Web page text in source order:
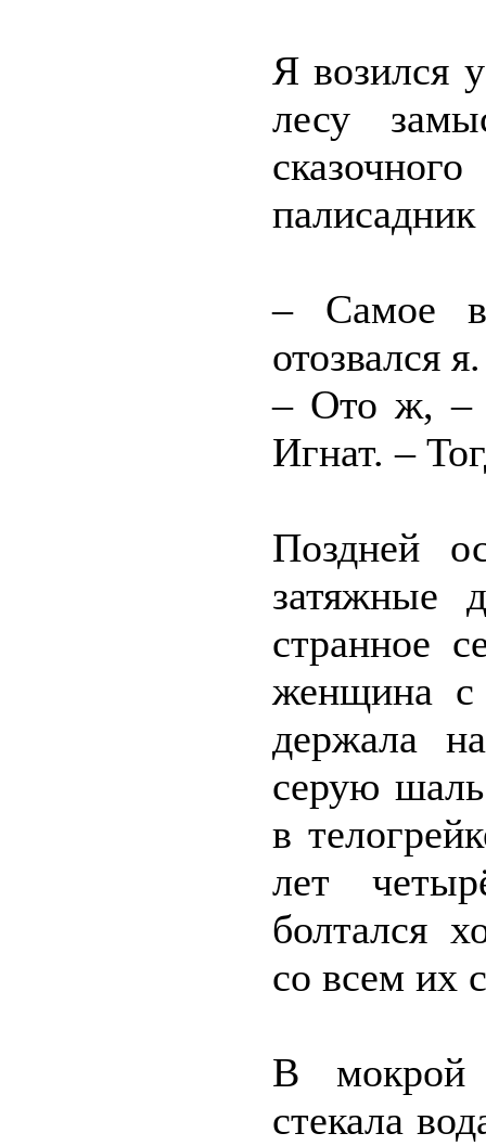
Я возился
лесу
– Самое
отозвался я.
– Ото ж, –
Игнат. –
Поздней
затяжные
странное
женщина с
держала
серую
в
лет
болтался
со всем их
В мокрой
стекала